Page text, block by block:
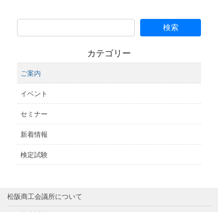
ジ
り
カテゴリー
ご案内
イベント
セミナー
新着情報
検定試験
松阪商工会議所について